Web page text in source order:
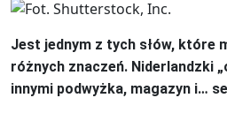
Jest jednym z tych słów, które
różnych znaczeń. Niderlandzki
innymi podwyżka, magazyn i…